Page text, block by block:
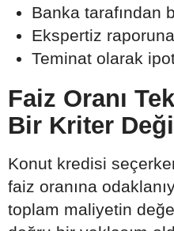
Banka tarafından
Ekspertiz
Teminat olarak
Faiz Oranı
Bir Kriter
Konut kredisi
faiz oranına
toplam maliyetin